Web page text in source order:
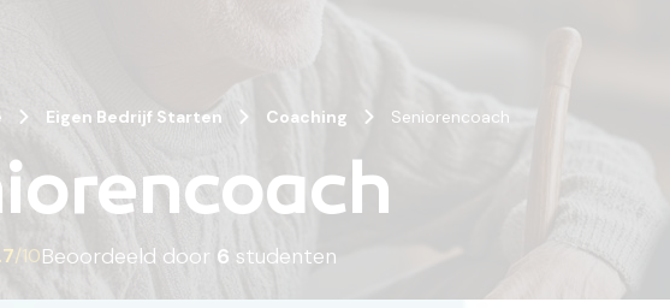
Eigen Bedrijf Starten Coaching Seniorencoach
/10Beoordeeld door 6 studenten